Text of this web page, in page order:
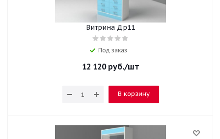
Витрина Др11
Под заказ
12 120руб./шт
В корзину